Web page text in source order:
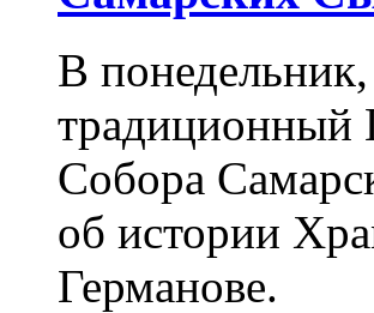
В понедельник,
традиционный
Собора
об истории
Германове.